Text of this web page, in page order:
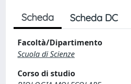
Scheda Scheda DC
Facoltà/Dipartimento
Scuola di Scienze
Corso di studio